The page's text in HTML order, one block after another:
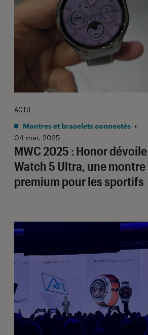
MWC 2025 : Honor
Watch 5 Ultra, une montre
premium pour les sportifs
ACTU
Montres et bracelets connectés •
04 mar. 2025